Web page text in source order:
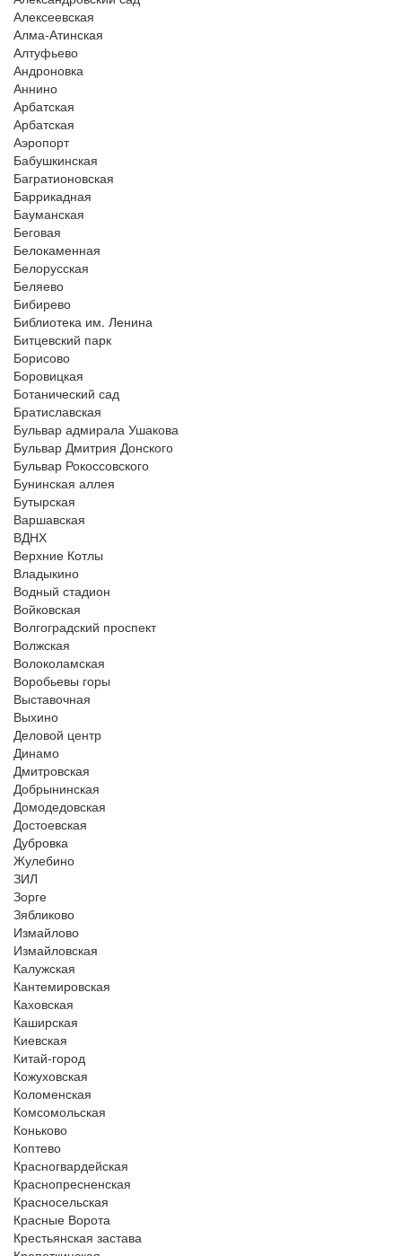
Алексеевская
Алма-Атинская
Алтуфьево
Андроновка
Аннино
Арбатская
Арбатская
Аэропорт
Бабушкинская
Багратионовская
Баррикадная
Бауманская
Беговая
Белокаменная
Белорусская
Беляево
Бибирево
Библиотека им. Ленина
Битцевский парк
Борисово
Боровицкая
Ботанический сад
Братиславская
Бульвар адмирала Ушакова
Бульвар Дмитрия Донского
Бульвар Рокоссовского
Бунинская аллея
Бутырская
Варшавская
ВДНХ
Верхние Котлы
Владыкино
Водный стадион
Войковская
Волгоградский проспект
Волжская
Волоколамская
Воробьевы горы
Выставочная
Выхино
Деловой центр
Динамо
Дмитровская
Добрынинская
Домодедовская
Достоевская
Дубровка
Жулебино
ЗИЛ
Зорге
Зябликово
Измайлово
Измайловская
Калужская
Кантемировская
Каховская
Каширская
Киевская
Китай-город
Кожуховская
Коломенская
Комсомольская
Коньково
Коптево
Красногвардейская
Краснопресненская
Красносельская
Красные Ворота
Крестьянская застава